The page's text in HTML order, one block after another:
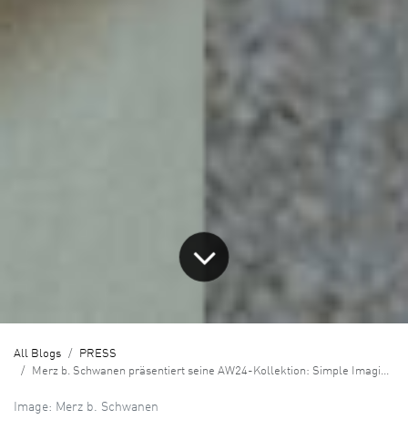
All Blogs
PRESS
Merz b. Schwanen präsentiert seine AW24-Kollektion: Simple Imagination
Image: Merz b. Schwanen